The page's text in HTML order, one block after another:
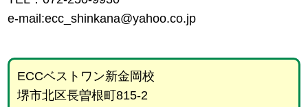
e-mail:ecc_shinkana@yahoo.co.jp
ECCベストワン新金岡校
堺市北区長曽根町815-2